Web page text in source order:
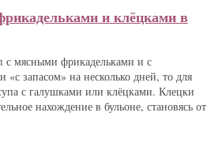
и клёцками в
с мясными фрикадельками и с
запасом» на несколько дней, то для
с галушками или клёцками. Клецки
нахождение в бульоне, становясь от